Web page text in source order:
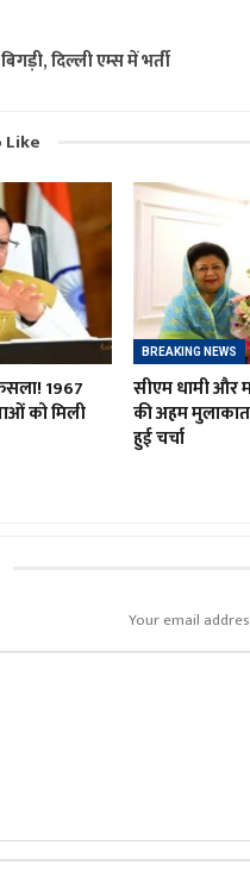
दिल्ली एम्स में भर्ती
Like
1967
को मिली
BREAKING NEWS
सीएम धामी और
की अहम
हुई चर्चा
Your email